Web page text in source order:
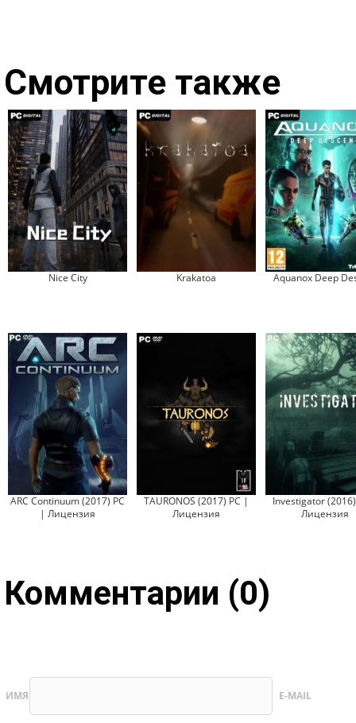
Смотрите также
Nice City Krakatoa Aquanox Deep
ARC Continuum (2017) PC
| Лицензия
TAURONOS (2017) PC |
Лицензия
Investigator
Лицензия
Комментарии (0)
ИМЯ E-MAIL